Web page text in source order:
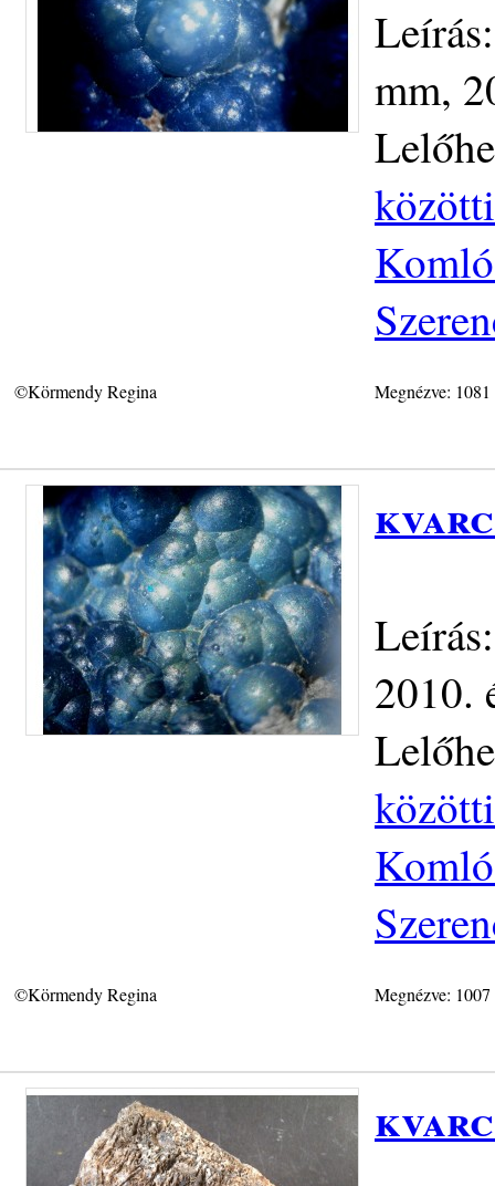
mm,
©Körmendy Regina Megnézve:
2010.
©Körmendy Regina Megnézve: